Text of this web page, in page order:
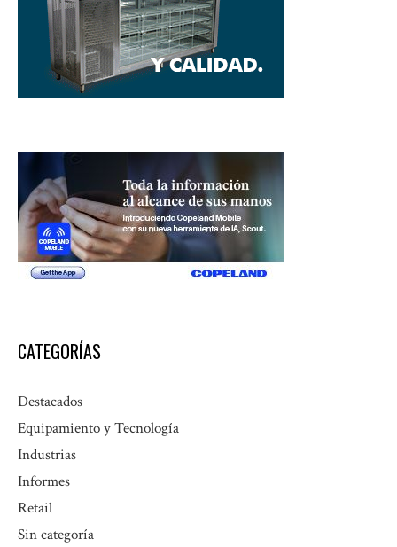
CATEGORÍAS
Destacados
Equipamiento y Tecnología
Industrias
Informes
Retail
Sin categoría